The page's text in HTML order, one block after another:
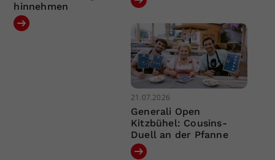
hinnehmen
21.07.2026
Generali Open
Kitzbühel: Cousins-
Duell an der Pfanne